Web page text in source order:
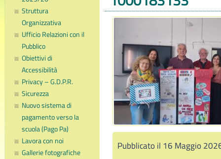
Struttura
Organizzativa
Ufficio Relazioni con il
Pubblico
Obiettivi di
Accessibilità
Privacy – G.D.P.R.
Sicurezza
Nuovo sistema di
pagamento verso la
scuola (Pago Pa)
Lavora con noi
Gallerie fotografiche
Pubblicato il 16 Maggio